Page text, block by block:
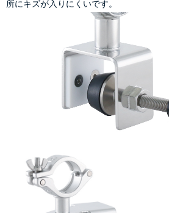
所にキズが入りにくいです。